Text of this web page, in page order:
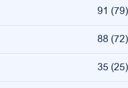
91 (79)
88 (72)
35 (25)